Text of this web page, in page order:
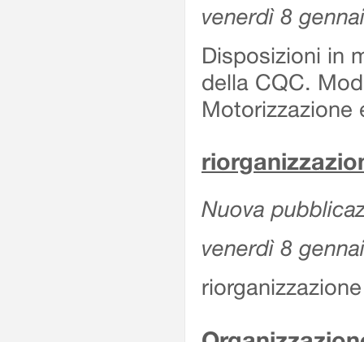
venerdì 8
Disposizioni in
della CQC.
Motorizzazione
Nuova
venerdì 8